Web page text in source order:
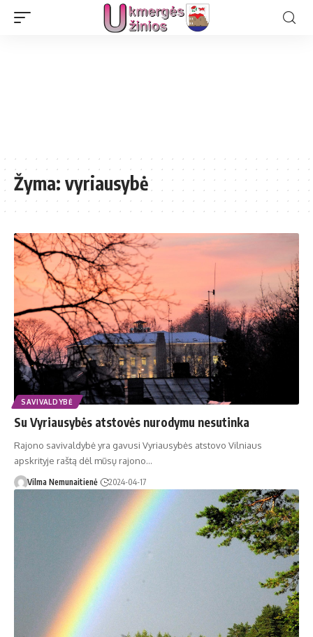
Žyma: vyriausybė
SAVIVALDYBĖ
Su Vyriausybės atstovės nurodymu nesutinka
Rajono savivaldybė yra gavusi Vyriausybės atstovo Vilniaus
apskrityje raštą dėl mūsų rajono…
Vilma Nemunaitienė 2024-04-17